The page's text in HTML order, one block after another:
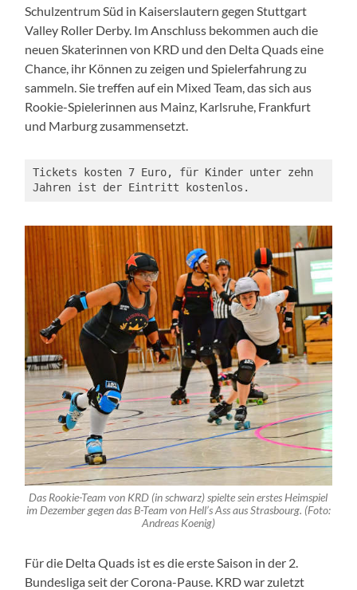
Schulzentrum Süd in Kaiserslautern gegen Stuttgart
Valley Roller Derby. Im Anschluss bekommen auch die
neuen Skaterinnen von KRD und den Delta Quads eine
Chance, ihr Können zu zeigen und Spielerfahrung zu
sammeln. Sie treffen auf ein Mixed Team, das sich aus
Rookie-Spielerinnen aus Mainz, Karlsruhe, Frankfurt
und Marburg zusammensetzt.
Tickets kosten 7 Euro, für Kinder unter zehn
Jahren ist der Eintritt kostenlos.
Das Rookie-Team von KRD (in schwarz) spielte sein erstes Heimspiel
im Dezember gegen das B-Team von Hell’s Ass aus Strasbourg. (Foto:
Andreas Koenig)
Für die Delta Quads ist es die erste Saison in der 2.
Bundesliga seit der Corona-Pause. KRD war zuletzt